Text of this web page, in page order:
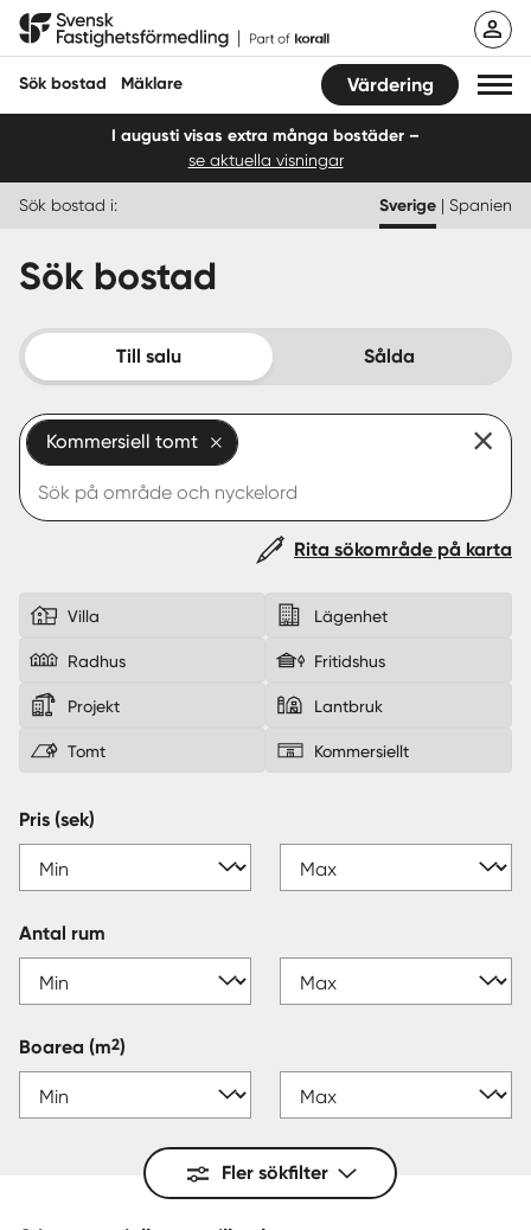
Hoppa
Svensk Fastighetsförmedling
Sök bostad Mäklare Värdering
Sälja
Köpa
Start
Logga in
I augusti visas extra många bostäder –
se aktuella visningar
Sök bostad i: Sverige | Spanien
Sök bostad
Till salu Sålda
Kommersiell tomt
Rita sökområde på karta
Villa Lägenhet
Radhus Fritidshus
Projekt Lantbruk
Tomt Kommersiellt
Pris (sek)
Antal rum
Boarea (m2)
Fler sökfilter